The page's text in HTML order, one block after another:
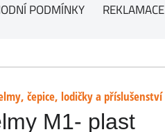
PODMÍNKY REKLAMACE
čepice, lodičky a příslušenství
M1- plast